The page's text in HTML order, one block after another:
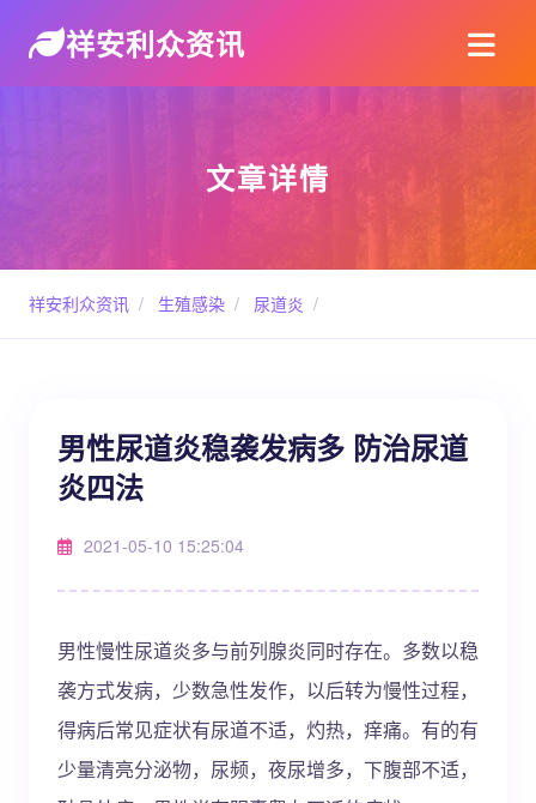
祥安利众资讯
文章详情
祥安利众资讯 / 生殖感染 / 尿道炎 /
男性尿道炎稳袭发病多 防治尿道
炎四法
2021-05-10 15:25:04
男性慢性尿道炎多与前列腺炎同时存在。多数以稳
袭方式发病，少数急性发作，以后转为慢性过程，
得病后常见症状有尿道不适，灼热，痒痛。有的有
少量清亮分泌物，尿频，夜尿增多，下腹部不适，